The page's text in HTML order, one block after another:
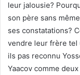
leur jalousie?
son père sans
ses constatations?
vendre leur frère tel
ils pas reconnu
Yaacov comme